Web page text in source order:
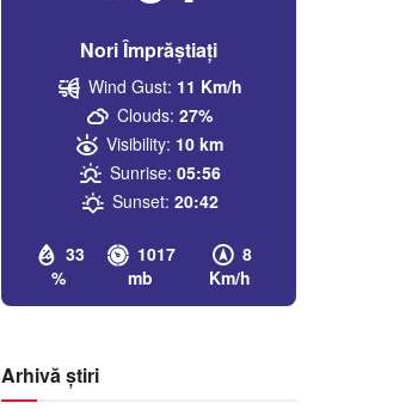
Nori Împrăștiați
33
%
1017
mb
8
Km/h
Wind Gust: 11 Km/h
Clouds: 27%
Visibility: 10 km
Sunrise: 05:56
Sunset: 20:42
Arhivă știri